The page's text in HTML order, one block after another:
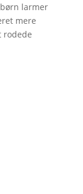
larmer
mere
rodede